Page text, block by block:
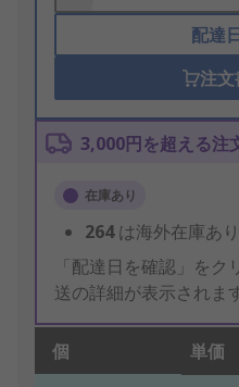
配達
注文
3,000円を超える注
在庫あり
264は海外在庫あり
「配達日を確認」を
送の詳細が表示されます
個 単価